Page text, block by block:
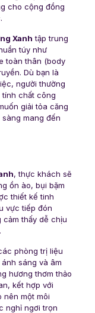
cho cộng đồng
Xanh tập trung
túy như
toàn thân (body
Dù bạn là
người thường
tính chất công
giải tỏa căng
mang đến
, thực khách sẽ
ồn ào, bụi bặm
thiết kế tinh
vực tiếp đón
thấy dễ chịu
phòng trị liệu
sáng và âm
hương thơm thảo
kết hợp với
nên một môi
nghỉ ngơi trọn